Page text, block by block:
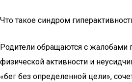
Что такое синдром
Родители обращаются с
физической активности и
«бег без определенной цели»,